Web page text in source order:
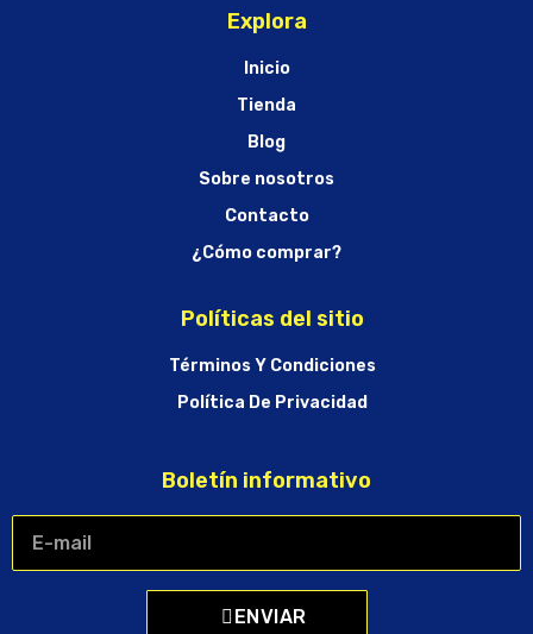
Explora
Inicio
Tienda
Blog
Sobre nosotros
Contacto
¿Cómo comprar?
Políticas del sitio
Términos Y Condiciones
Política De Privacidad
Boletín informativo
ENVIAR